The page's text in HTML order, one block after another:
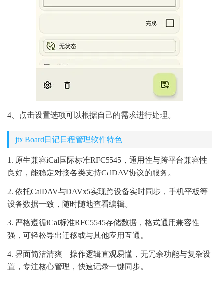
4、点击设置选项可以根据自己的需求进行处理。
jtx Board日记日程管理软件特色
1. 原生兼容iCal国际标准RFC5545，通用性与跨平台兼容性
良好，能稳定对接各类支持CalDAV协议的服务。
2. 依托CalDAV与DAVx5实现跨设备实时同步，手机平板等
设备数据一致，随时随地查看编辑。
3. 严格遵循iCal标准RFC5545存储数据，格式通用兼容性
强，可轻松导出迁移或与其他应用互通。
4. 界面简洁清爽，操作逻辑直观易懂，无冗余功能与复杂设
置，专注核心管理，快速记录一键同步。